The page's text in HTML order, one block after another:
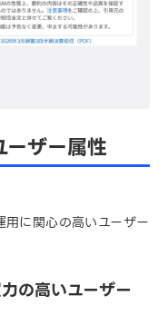
ザー属性
に関心の高いユーザー
の高いユーザー